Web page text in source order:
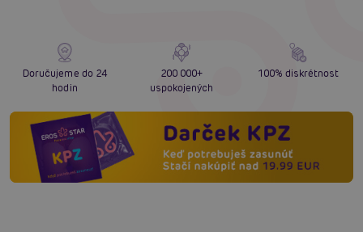
Doručujeme do 24
hodin
200 000+
uspokojených
100% diskrétnost